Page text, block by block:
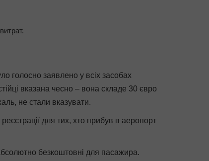
голосно заявлено у всіх засобах
вказана чесно – вона складе 30 євро
не стали вказувати.
для тих, хто прибув в аеропорт
безкоштовні для пасажира.